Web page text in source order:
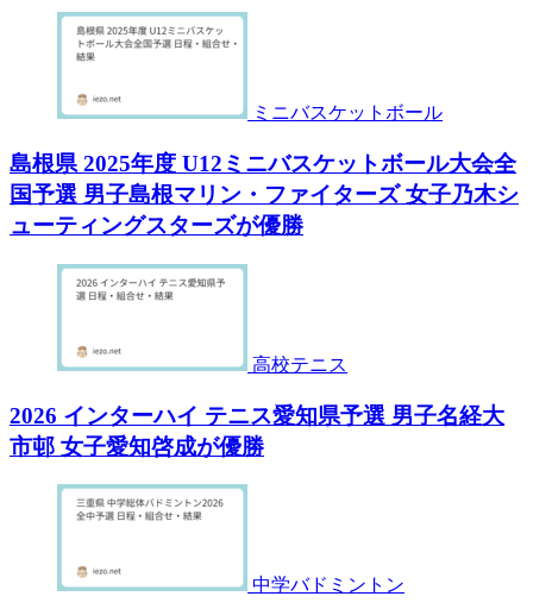
ミニバスケットボール
島根県 2025年度 U12ミニバスケットボール大会全
国予選 男子島根マリン・ファイターズ 女子乃木シ
ューティングスターズが優勝
高校テニス
2026 インターハイ テニス愛知県予選 男子名経大
市邨 女子愛知啓成が優勝
中学バドミントン